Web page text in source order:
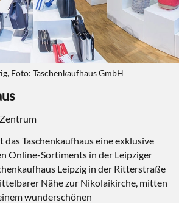
Foto: Taschenkaufhaus GmbH
Zentrum
Taschenkaufhaus eine exklusive
Online-Sortiments in der Leipziger
Leipzig in der Ritterstraße
Nähe zur Nikolaikirche, mitten
wunderschönen